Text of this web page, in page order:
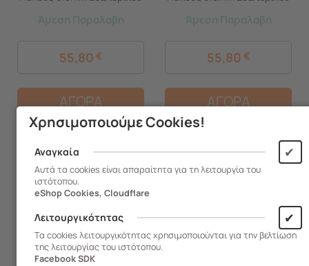
Χώρου με Πόδια Cotton
White
Άμεση Παραλαβή
55,80 €
ΑΓΟΡΑ
Χώρου με Πόδια Baby Blue
Άμεση Παραλαβή
55,80 €
ΑΓΟΡΑ
Χρησιμοποιούμε Cookies!
Αναγκαία ✔
Αυτά τα cookies είναι απαραίτητα για τη λειτουργία του
ιστότοπου.
eShop Cookies, Cloudflare
Λειτουργικότητας ✔
Τα cookies λειτουργικότητας χρησιμοποιούνται για την βελτίωση
της λειτουργίας του ιστότοπου.
Facebook SDK